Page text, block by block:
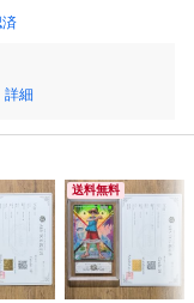
詳細
送料無料